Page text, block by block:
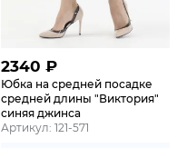
2340 ₽
Юбка на средней посадке
средней длины "Виктория"
синяя джинса
Артикул: 121-571